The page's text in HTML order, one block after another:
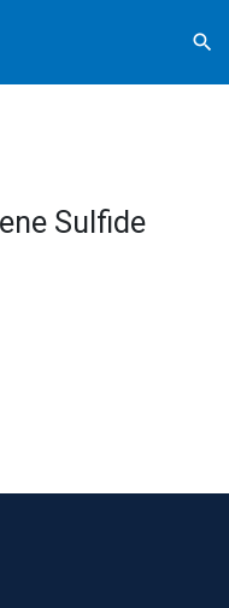
search
Sulfide